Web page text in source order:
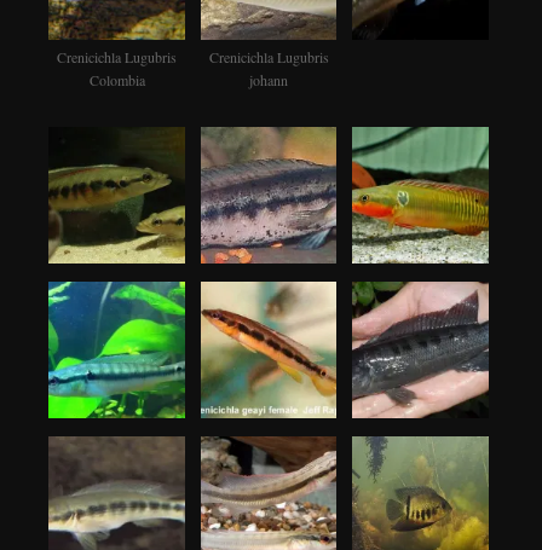
Crenicichla Lugubris
Colombia
Crenicichla Lugubris
johann